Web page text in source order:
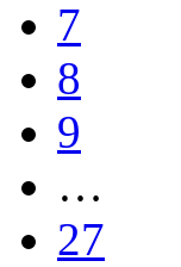
7
8
9
…
27